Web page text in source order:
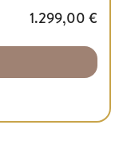
1.299,00 €